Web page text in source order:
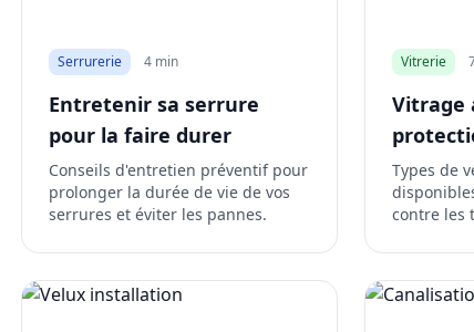
Serrurerie 4 min
Entretenir sa serrure
pour la faire durer
Conseils d'entretien préventif pour
prolonger la durée de vie de vos
serrures et éviter les pannes.
Vitrerie
Vitrage
Types de
contre les